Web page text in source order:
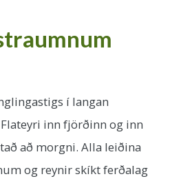
í langan
inn fjörðinn og inn
að morgni. Alla leiðina
og reynir skíkt ferðalag